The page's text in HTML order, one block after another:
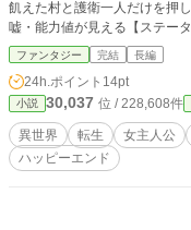
飢えた村と護衛一人だけを押しつけられた。 持ってい
嘘・能力値が見える【ステー
リ】。剣は振れない。魔法もない。 けれど——帳簿の不正は見抜け
矛盾は数字で潰せる。 横領を暴き、穀物を配り、制度を作り、法で戦う。ミチ
カが武器にするのは条文と署
兵、したたかな商人見習い、
侍女。 自治領宣言から始まる、行政チートの下剋上。 「実務です」——口癖ひ
とつで、少女は国を変える。 ※こちらの小説は他投稿サイトとの重複投稿でお
送りしております。
ファンタジー 完結 長編
24h.ポイント 14pt
小説 30,037 位 / 228,608件
異世界 転生 女主人公
ハッピーエンド